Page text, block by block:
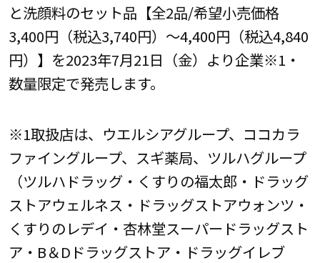
と洗顔料のセット品【全2品/希望小売価格
3,400円（税込3,740円）～4,400円（税込4,840
円）】を2023年7月21日（金）より企業※1・
数量限定で発売します。
※1取扱店は、ウエルシアグループ、ココカラ
ファイングループ、スギ薬局、ツルハグループ
（ツルハドラッグ・くすりの福太郎・ドラッグ
ストアウェルネス・ドラッグストアウォンツ・
くすりのレデイ・杏林堂スーパードラッグスト
ア・B＆Dドラッグストア・ドラッグイレブ